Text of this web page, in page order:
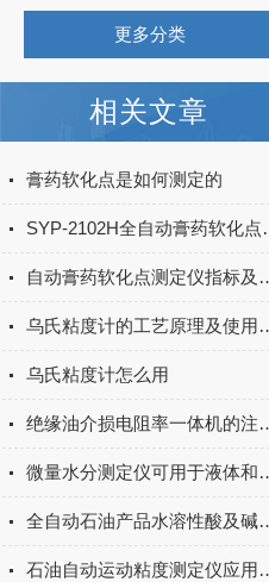
更多分类
相关文章
膏药软化点是如何测定的
SYP-
自动膏药软化
乌氏粘度计的
乌氏粘度计怎么用
绝缘油介损电
微量水分测定
全自动石油产品水溶性酸及
石油自动运动粘